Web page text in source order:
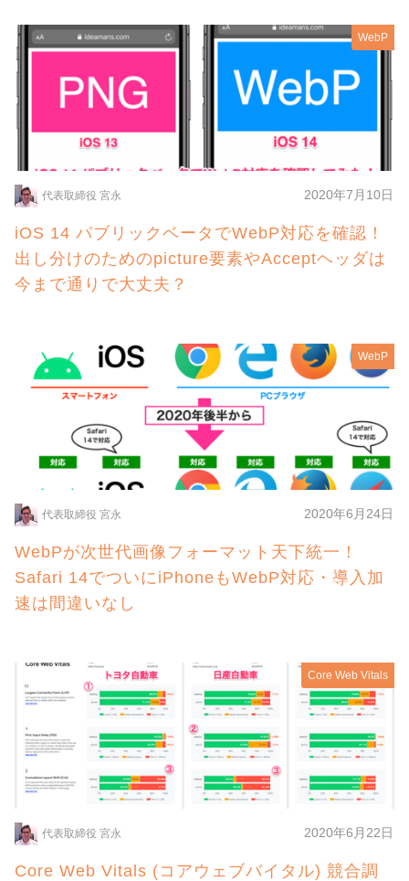
WebP
代表取締役 宮永 2020年7月10日
iOS 14 パブリックベータでWebP対応を確認！
出し分けのためのpicture要素やAcceptヘッダは
今まで通りで大丈夫？
WebP
代表取締役 宮永 2020年6月24日
WebPが次世代画像フォーマット天下統一！
Safari 14でついにiPhoneもWebP対応・導入加
速は間違いなし
Core Web Vitals
代表取締役 宮永 2020年6月22日
Core Web Vitals (コアウェブバイタル) 競合調